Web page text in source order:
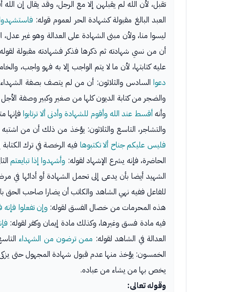
تقبل، لأن الله لم يقبلهن إلا مع الرجل، وقد يقال إن
العبد البالغ مقبولة كشهادة الحر لعموم قوله:
ليسوا منا، ولأن مبنى الشهادة على العدالة وهو غير عدل،
أن من نسي شهادته ثم ذكرها فذكر فشهادته مقبولة
عليه كتابتها، لأن ما لا يتم الواجب إلا به فهو واجب،
دعوا السادس والثلاثون: أن من لم يتصف بصفة الشهداء
والضجر من كتابة الديون كلها من صغير وكبير وصفة الأجل
وأنهأقسط عند الله وأقوم للشهادة وأدنى ألا ترتابوافإنها
والتشاجر، التاسع والثلاثون: يؤخذ من ذلك أن من
فليس عليكم جناح ألا تكتبوها فيه الرخصة في ترك
الحاضرة، فإنه يشرع الإشهاد لقوله: وأشهدوا إذا تبايعتم
الشهيد أيضا بأن يدعى إلى تحمل الشهادة أو أدائها
للفاعل ففيه نهي الشاهد والكاتب أن يضارا صاحب الحق
هذه المحرمات من خصال الفسق لقوله: وإن تفعلوا
فيه مادة فسق وغيرها، وكذلك مادة إيمان وكفر لقوله:
العدالة في الشاهد لقوله: ممن ترضون من الشهداء
الخمسون: يؤخذ منها عدم قبول شهادة المجهول حتى
يخص بها من يشاء من عباده.
وقوله تعالى: